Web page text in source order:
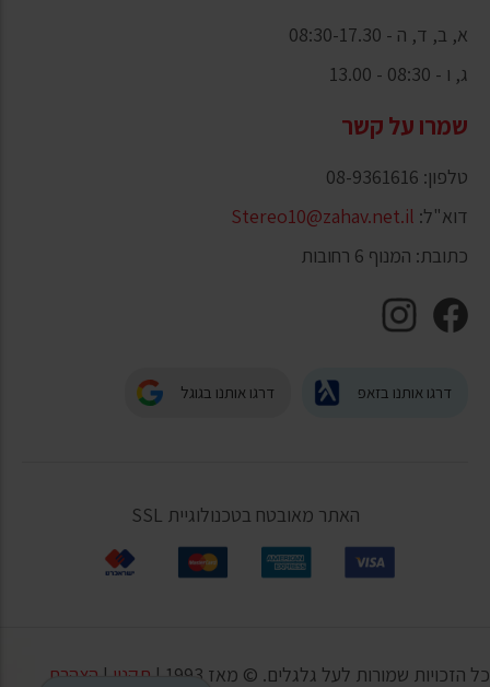
א, ב, ד, ה - 08:30-17.30
ג, ו - 08:30 - 13.00
שמרו על קשר
טלפון: 08-9361616
דוא"ל: Stereo10@zahav.net.il
כתובת: המנוף 6 רחובות
דרגו אותנו בזאפ דרגו אותנו בגוגל
האתר מאובטח בטכנולוגיית SSL
כל הזכויות שמורות לעל גלגלים. © מאז 1993 | תקנון | הצהרת